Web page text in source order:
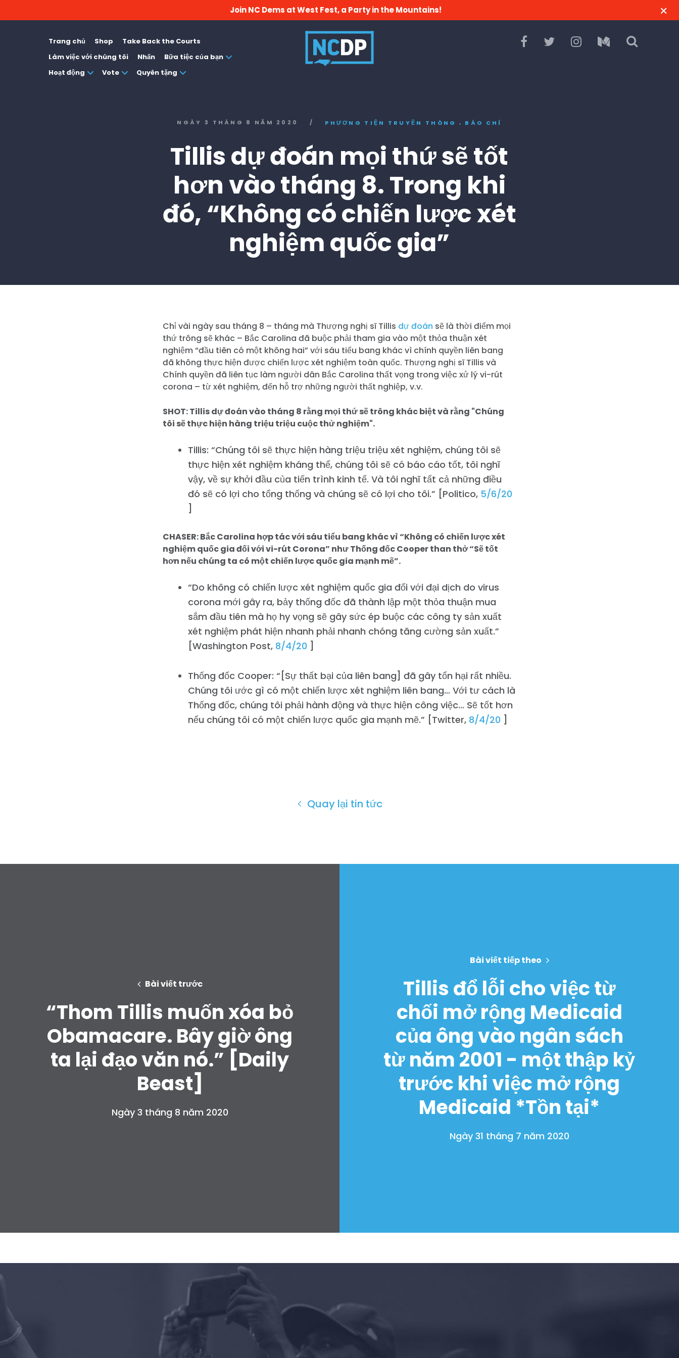
Join NC Dems at West Fest, a Party in the Mountains!
Trang chủ Shop
Take Back the Courts
Làm việc với chúng tôi
Nhấn
Bữa tiệc của bạn
Hoạt động
Vote Quyên tặng
NGÀY 3 THÁNG 8 NĂM 2020 / PHƯƠNG TIỆN TRUYỀN THÔNG , BÁO CHÍ
Tillis dự đoán mọi thứ sẽ tốt
hơn vào tháng 8. Trong khi
đó, “Không có chiến lược xét
nghiệm quốc gia”
Chỉ vài ngày sau tháng 8 – tháng mà Thượng nghị sĩ Tillis dự đoán sẽ là thời điểm mọi
thứ trông sẽ khác – Bắc Carolina đã buộc phải tham gia vào một thỏa thuận xét
nghiệm “đầu tiên có một không hai” với sáu tiểu bang khác vì chính quyền liên bang
đã không thực hiện được chiến lược xét nghiệm toàn quốc. Thượng nghị sĩ Tillis và
Chính quyền đã liên tục làm người dân Bắc Carolina thất vọng trong việc xử lý vi-rút
corona – từ xét nghiệm, đến hỗ trợ những người thất nghiệp, v.v.
SHOT: Tillis dự đoán vào tháng 8 rằng mọi thứ sẽ trông khác biệt và rằng "Chúng
tôi sẽ thực hiện hàng triệu triệu cuộc thử nghiệm".
Tillis: “Chúng tôi sẽ thực hiện hàng triệu triệu xét nghiệm, chúng tôi sẽ
thực hiện xét nghiệm kháng thể, chúng tôi sẽ có báo cáo tốt, tôi nghĩ
vậy, về sự khởi đầu của tiến trình kinh tế. Và tôi nghĩ tất cả những điều
đó sẽ có lợi cho tổng thống và chúng sẽ có lợi cho tôi.” [Politico, 5/6/20
]
CHASER: Bắc Carolina hợp tác với sáu tiểu bang khác vì “Không có chiến lược xét
nghiệm quốc gia đối với vi-rút Corona” như Thống đốc Cooper than thở “Sẽ tốt
hơn nếu chúng ta có một chiến lược quốc gia mạnh mẽ”.
“Do không có chiến lược xét nghiệm quốc gia đối với đại dịch do virus
corona mới gây ra, bảy thống đốc đã thành lập một thỏa thuận mua
sắm đầu tiên mà họ hy vọng sẽ gây sức ép buộc các công ty sản xuất
xét nghiệm phát hiện nhanh phải nhanh chóng tăng cường sản xuất.”
[Washington Post, 8/4/20 ]
Thống đốc Cooper: “[Sự thất bại của liên bang] đã gây tổn hại rất nhiều.
Chúng tôi ước gì có một chiến lược xét nghiệm liên bang… Với tư cách là
Thống đốc, chúng tôi phải hành động và thực hiện công việc… Sẽ tốt hơn
nếu chúng tôi có một chiến lược quốc gia mạnh mẽ.” [Twitter, 8/4/20 ]
Quay lại tin tức
Bài viết trước
“Thom Tillis muốn xóa bỏ
Obamacare. Bây giờ ông
ta lại đạo văn nó.” [Daily
Beast]
Ngày 3 tháng 8 năm 2020
Bài viết tiếp theo
Tillis đổ lỗi cho việc từ
chối mở rộng Medicaid
của ông vào ngân sách
từ năm 2001 - một thập kỷ
trước khi việc mở rộng
Medicaid *Tồn tại*
Ngày 31 tháng 7 năm 2020